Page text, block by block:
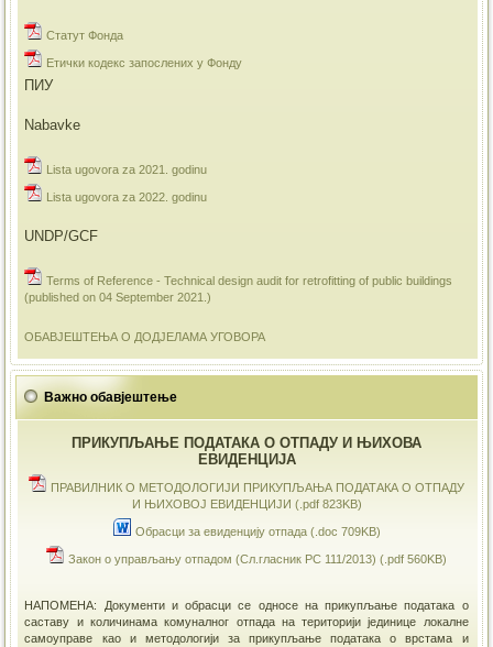
Статут Фонда
Етички кодекс запослених у Фонду
ПИУ
Nabavke
Lista ugovora za 2021. godinu
Lista ugovora za 2022. godinu
UNDP/GCF
Terms of Reference - Technical design audit for retrofitting of public buildings
(published on 04 September 2021.)
ОБАВЈЕШТЕЊА О ДОДЈЕЛАМА УГОВОРА
Важно обавјештење
ПРИКУПЉАЊЕ ПОДАТАКА О ОТПАДУ И ЊИХОВА
ЕВИДЕНЦИЈА
ПРАВИЛНИК О МЕТОДОЛОГИЈИ ПРИКУПЉАЊА ПОДАТАКА О ОТПАДУ
И ЊИХОВОЈ ЕВИДЕНЦИЈИ (.pdf 823KB)
Обрасци за евиденцију отпада (.doc 709KB)
Закон о управљању отпадом (Сл.гласник РС 111/2013) (.pdf 560KB)
НАПОМЕНА: Документи и обрасци се односе на прикупљање података о
саставу и количинама комуналног отпада на територији јединице локалне
самоуправе као и методологији за прикупљање података о врстама и